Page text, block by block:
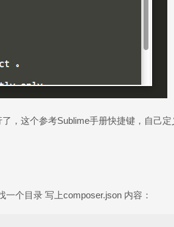
了，这个参考Sublime手册快捷键，自己
一个目录 写上composer.json 内容：